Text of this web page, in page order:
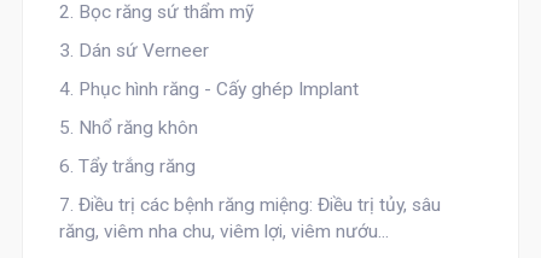
2. Bọc răng sứ thẩm mỹ
3. Dán sứ Verneer
4. Phục hình răng - Cấy ghép Implant
5. Nhổ răng khôn
6. Tẩy trắng răng
7. Điều trị các bệnh răng miệng: Điều trị tủy, sâu
răng, viêm nha chu, viêm lợi, viêm nướu...